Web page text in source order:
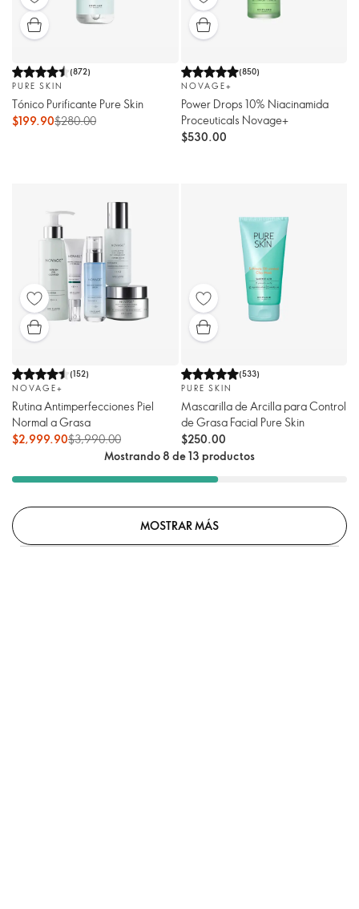
(872)
PURE SKIN
Tónico Purificante Pure Skin
$199.90$280.00
(850)
NOVAGE+
Power Drops 10% Niacinamida
Proceuticals Novage+
$530.00
(152)
NOVAGE+
Rutina Antimperfecciones Piel
Normal a Grasa
$2,999.90$3,990.00
(533)
PURE SKIN
Mascarilla de Arcilla para Control
de Grasa Facial Pure Skin
$250.00
Mostrando 8 de 13 productos
MOSTRAR MÁS